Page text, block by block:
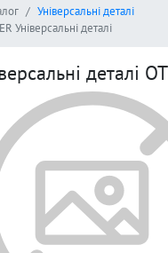
Універсальні деталі
Універсальні деталі
деталі